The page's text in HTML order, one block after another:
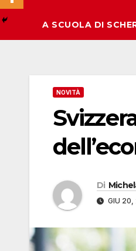
A SCUOLA DI
NOVITÀ
Di
GIU